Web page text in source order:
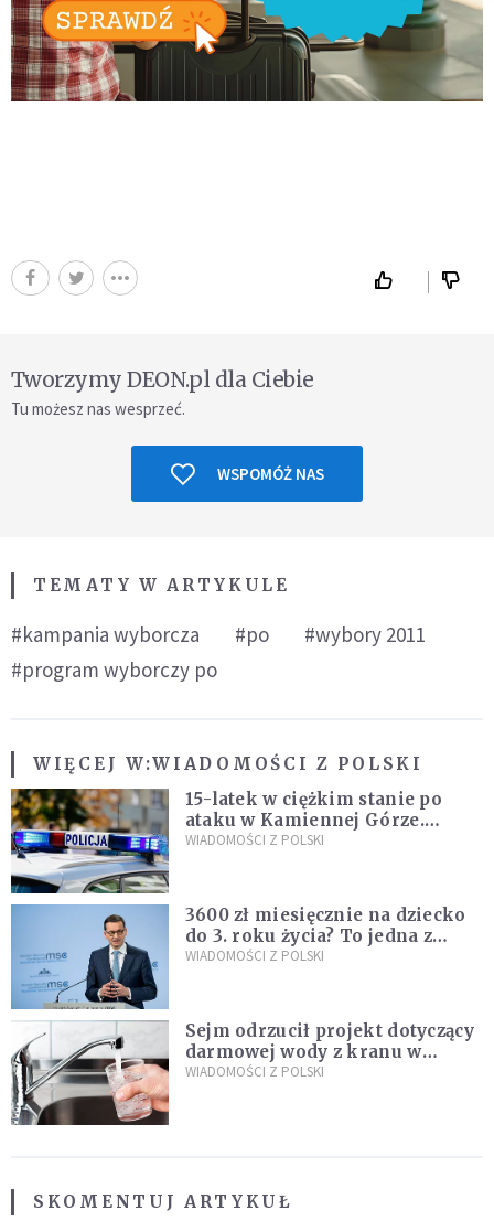
Tworzymy DEON.pl dla Ciebie
Tu możesz nas wesprzeć.
WSPOMÓŻ NAS
TEMATY W ARTYKULE
#kampania wyborcza #po
#wybory 2011
#program wyborczy po
WIĘCEJ W:WIADOMOŚCI Z POLSKI
15-latek w ciężkim stanie po
ataku w Kamiennej Górze.
Policja zatrzymała dwóch
WIADOMOŚCI Z POLSKI
3600 zł miesięcznie na dziecko
do 3. roku życia? To jedna z
propozycji programu "Rozwój
WIADOMOŚCI Z POLSKI
Sejm odrzucił projekt dotyczący
darmowej wody z kranu w
restauracjach
WIADOMOŚCI Z POLSKI
SKOMENTUJ ARTYKUŁ